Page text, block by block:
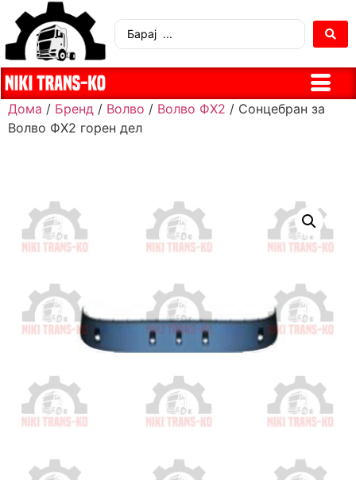
Дома / Бренд / Волво / Волво ФХ2 / Сонцебран за
Волво ФХ2 горен дел